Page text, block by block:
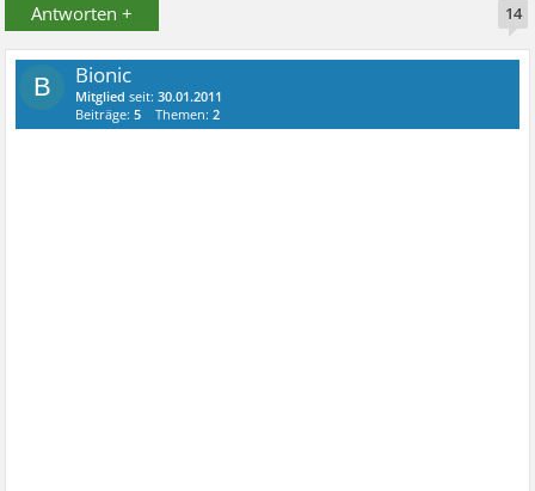
Antworten + 14
B Bionic
Mitglied seit:30.01.2011
Beiträge:5 Themen:2